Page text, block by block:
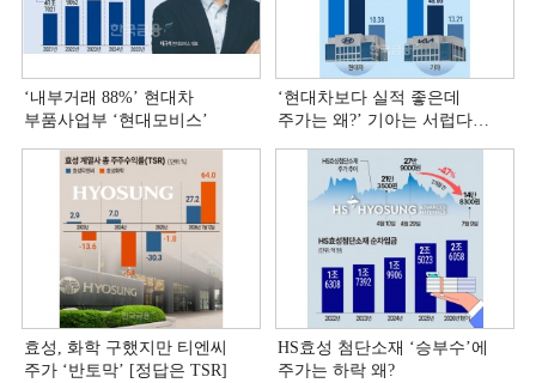
‘내부거래 88%ʼ 현대차
부품사업부 ‘현대모비스ʼ
‘현대차보다 실적 좋은데
주가는 왜?ʼ 기아는 서럽다
효성, 화학 구했지만 티엔씨
주가 ‘반토막’ [정답은 TSR]
HS효성 첨단소재 ‘승부수’에
주가는 하락 왜?